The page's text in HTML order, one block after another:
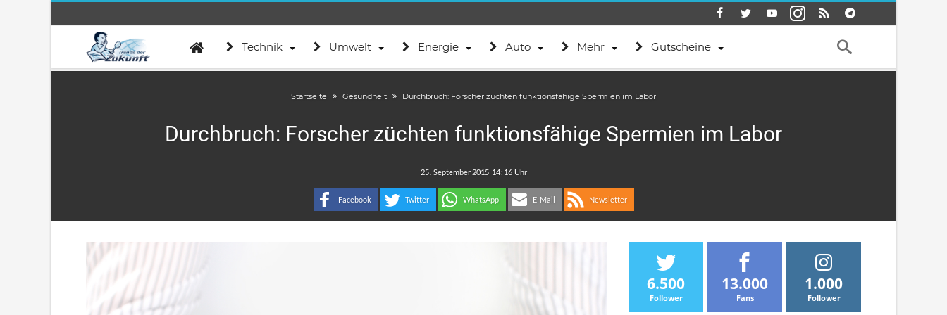
Technik Umwelt Energie Auto Mehr Gutscheine
Startseite Gesundheit Durchbruch: Forscher züchten funktionsfähige Spermien im Labor
Durchbruch: Forscher züchten funktionsfähige Spermien im Labor
:
Facebook Twitter WhatsApp E-Mail Newsletter
6.500
Follower
13.000
Fans
1.000
Follower